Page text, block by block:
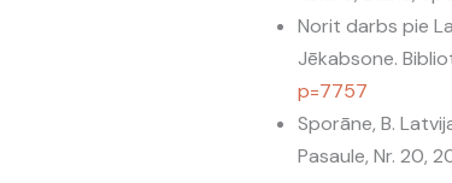
Norit darbs pie
Jēkabsone.
p=7757
Sporāne, B.
Pasaule, Nr. 20,